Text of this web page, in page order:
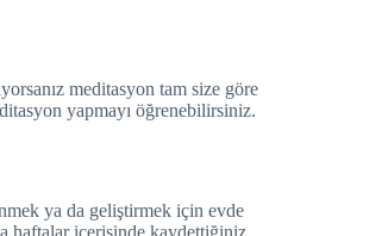
meditasyon tam size göre
yapmayı öğrenebilirsiniz.
ya da geliştirmek için evde
haftalar içerisinde kaydettiğiniz